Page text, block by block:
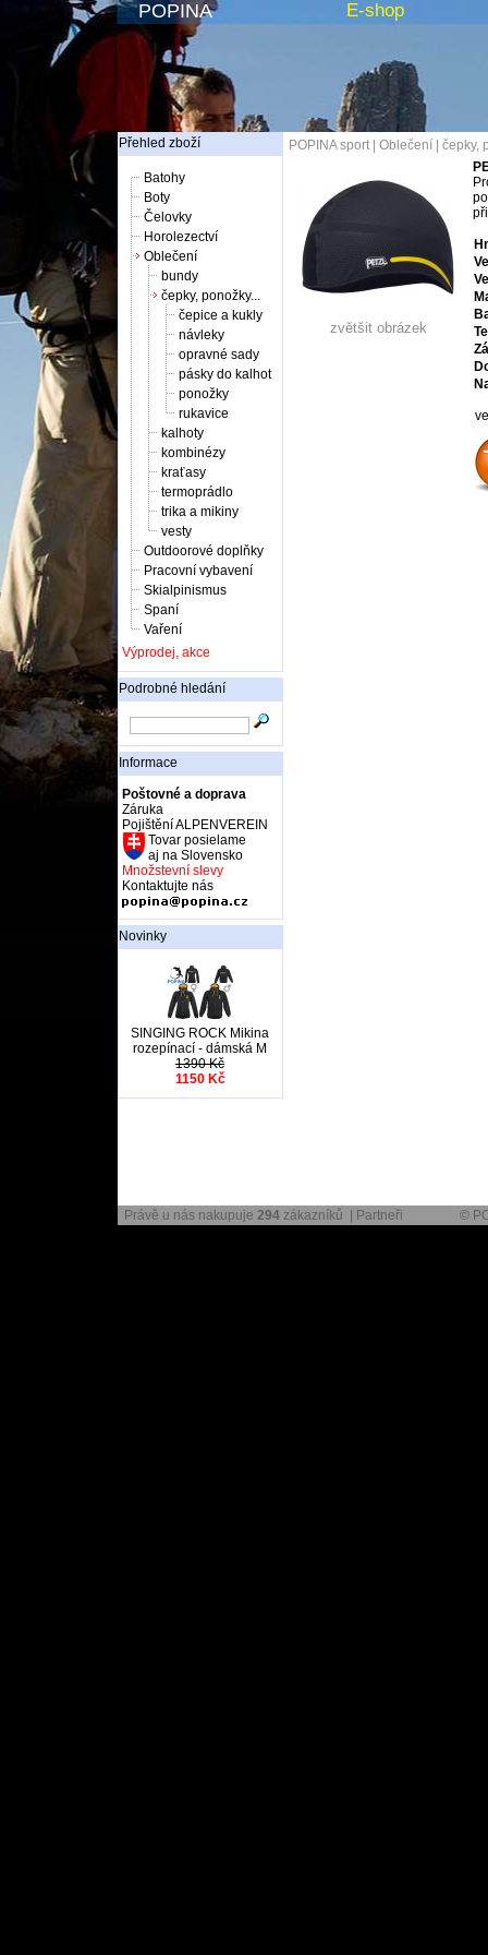
POPINA E-shop
Přehled zboží
Batohy
Boty
Čelovky
Horolezectví
Oblečení
bundy
čepky, ponožky...
čepice a kukly
návleky
opravné sady
pásky do kalhot
ponožky
rukavice
kalhoty
kombinézy
kraťasy
termoprádlo
trika a mikiny
vesty
Outdoorové doplňky
Pracovní vybavení
Skialpinismus
Spaní
Vaření
Výprodej, akce
Podrobné hledání
Informace
Poštovné a doprava
Záruka
Pojištění ALPENVEREIN
Tovar posielame
aj na Slovensko
Množstevní slevy
Kontaktujte nás
Novinky
SINGING ROCK Mikina
rozepínací - dámská M
1390 Kč
1150 Kč
POPINA sport| Oblečení čepky,
zvětšit obrázek
Právě u nás nakupuje 294zákazníků | Partneři ©